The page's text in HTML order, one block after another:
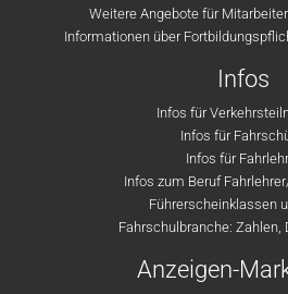
Weitere Angebote für
Informationen über
Infos
Infos für
Infos für
Infos für
Infos zum Beruf
Führerscheinklassen
Fahrschulbranche: Zahlen,
Anzeigen-